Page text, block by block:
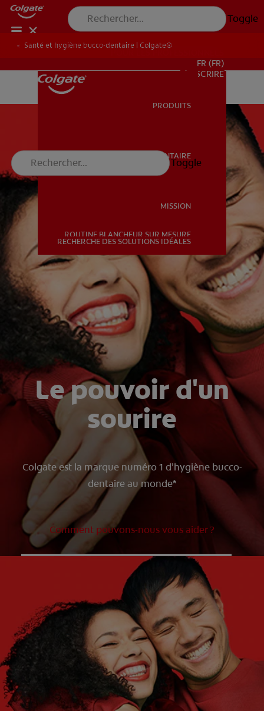
Toggle
SANTÉ BUCCO-DENTAIRE
MISSION
ROUTINE BLANCHEUR SUR MESURE
RECHERCHE DES SOLUTIONS IDÉALES
POUR LES PROFESSIONNELS
FR (FR)
S’INSCRIRE
POUR LES PROFESSIONNELS
FR (FR)
S’INSCRIRE
PRODUITS
SANTÉ BUCCO-DENTAIRE
MISSION
ROUTINE BLANCHEUR SUR MESURE
RECHERCHE DES SOLUTIONS IDÉALES
Toggle
Santé et hygiène bucco-dentaire | Colgate®
Le pouvoir d'un
sourire
Colgate est la marque numéro 1 d’hygiène bucco-
dentaire au monde*
Comment pouvons-nous vous aider ?
QUELS SONT VOS BESOINS ?
QUELS SONT VOS OBJECTIFS ?
Sélectionnez